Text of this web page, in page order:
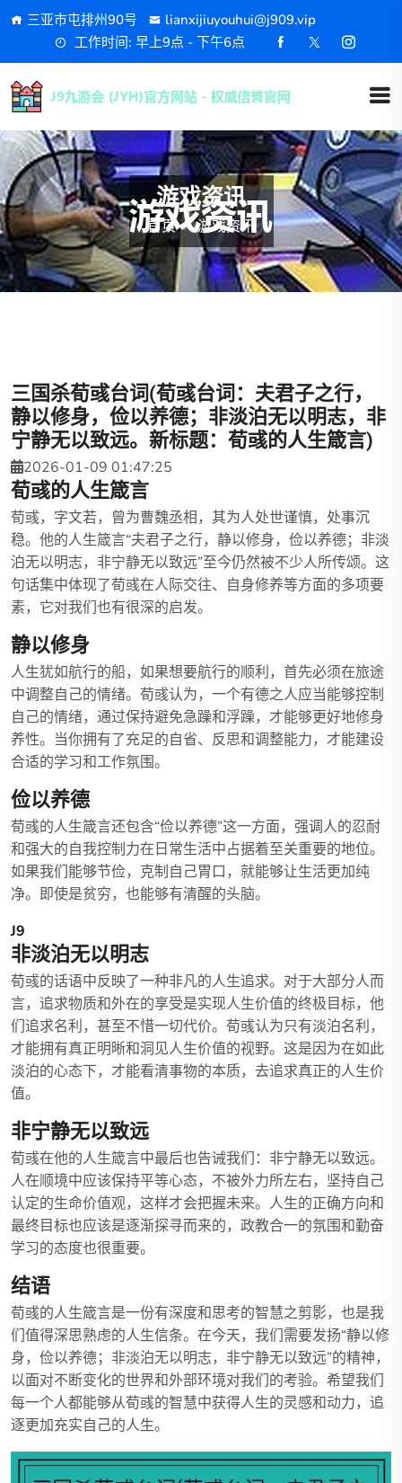
三亚市屯排州90号
lianxijiuyouhui@j909.vip
工作时间: 早上9点 - 下午6点
游戏资讯
首页 游戏资讯
三国杀荀彧台词(荀彧台词：夫君子之行，
静以修身，俭以养德；非淡泊无以明志，非
宁静无以致远。新标题：荀彧的人生箴言)
2026-01-09 01:47:25
荀彧的人生箴言
荀彧，字文若，曾为曹魏丞相，其为人处世谨慎，处事沉
稳。他的人生箴言“夫君子之行，静以修身，俭以养德；非淡
泊无以明志，非宁静无以致远”至今仍然被不少人所传颂。这
句话集中体现了荀彧在人际交往、自身修养等方面的多项要
素，它对我们也有很深的启发。
静以修身
人生犹如航行的船，如果想要航行的顺利，首先必须在旅途
中调整自己的情绪。荀彧认为，一个有德之人应当能够控制
自己的情绪，通过保持避免急躁和浮躁，才能够更好地修身
养性。当你拥有了充足的自省、反思和调整能力，才能建设
合适的学习和工作氛围。
俭以养德
荀彧的人生箴言还包含“俭以养德”这一方面，强调人的忍耐
和强大的自我控制力在日常生活中占据着至关重要的地位。
如果我们能够节俭，克制自己胃口，就能够让生活更加纯
净。即使是贫穷，也能够有清醒的头脑。
J9
非淡泊无以明志
荀彧的话语中反映了一种非凡的人生追求。对于大部分人而
言，追求物质和外在的享受是实现人生价值的终极目标，他
们追求名利，甚至不惜一切代价。荀彧认为只有淡泊名利，
才能拥有真正明晰和洞见人生价值的视野。这是因为在如此
淡泊的心态下，才能看清事物的本质，去追求真正的人生价
值。
非宁静无以致远
荀彧在他的人生箴言中最后也告诫我们：非宁静无以致远。
人在顺境中应该保持平等心态，不被外力所左右，坚持自己
认定的生命价值观，这样才会把握未来。人生的正确方向和
最终目标也应该是逐渐探寻而来的，政教合一的氛围和勤奋
学习的态度也很重要。
结语
荀彧的人生箴言是一份有深度和思考的智慧之剪影，也是我
们值得深思熟虑的人生信条。在今天，我们需要发扬“静以修
身，俭以养德；非淡泊无以明志，非宁静无以致远”的精神，
以面对不断变化的世界和外部环境对我们的考验。希望我们
每一个人都能够从荀彧的智慧中获得人生的灵感和动力，追
逐更加充实自己的人生。